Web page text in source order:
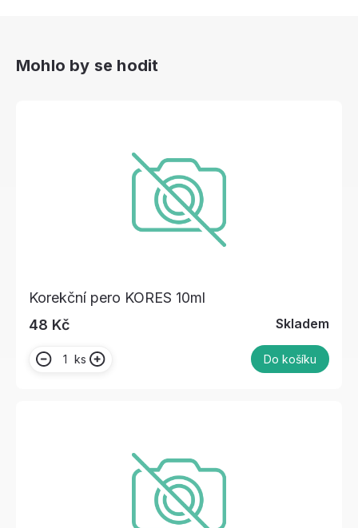
Mohlo by se hodit
Korekční pero KORES 10ml
48 Kč
Skladem
ks Do košíku